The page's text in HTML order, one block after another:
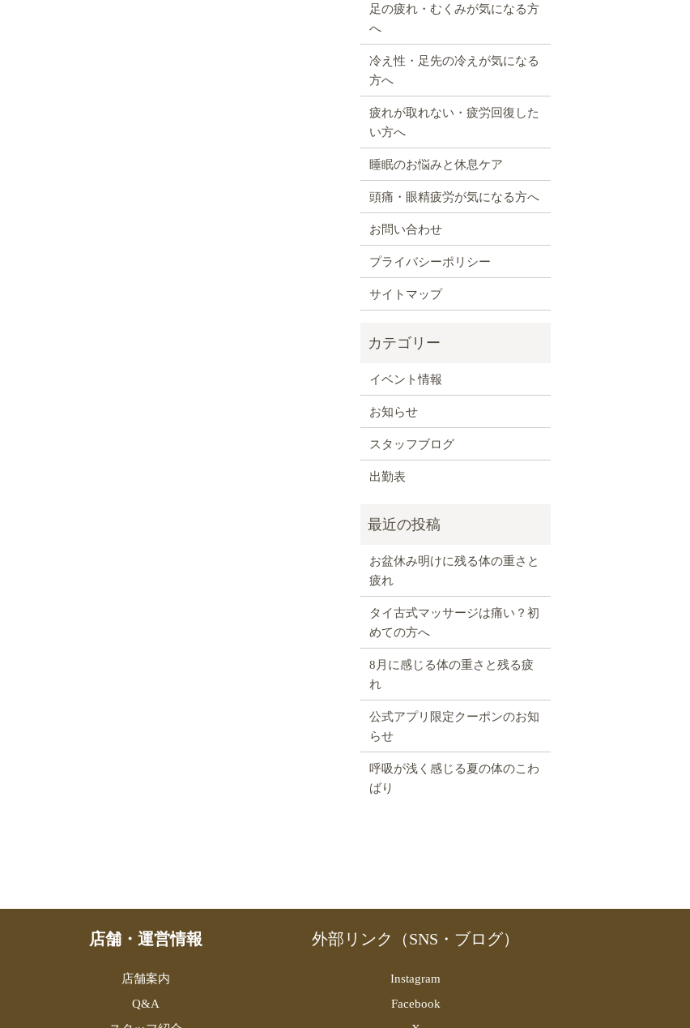
足の疲れ・むくみが気になる方
へ
冷え性・足先の冷えが気になる
方へ
疲れが取れない・疲労回復した
い方へ
睡眠のお悩みと休息ケア
頭痛・眼精疲労が気になる方へ
お問い合わせ
プライバシーポリシー
サイトマップ
イベント情報
お知らせ
スタッフブログ
出勤表
お盆休み明けに残る体の重さと
疲れ
タイ古式マッサージは痛い？初
めての方へ
8月に感じる体の重さと残る疲
れ
公式アプリ限定クーポンのお知
らせ
呼吸が浅く感じる夏の体のこわ
ばり
店舗・運営情報
店舗案内
Q&A
外部リンク（SNS・ブログ）
Instagram
Facebook